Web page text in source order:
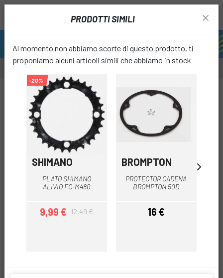
PRODOTTI SIMILI
Al momento non abbiamo scorte di questo prodotto, ti
proponiamo alcuni articoli simili che abbiamo in stock
-20%
SHIMANO
PLATO SHIMANO
ALIVIO FC-M480
Prezzo
9,99 €Prezzo base
12,49 €
BROMPTON
PROTECTOR CADENA
BROMPTON 50D
Prezzo
16 €